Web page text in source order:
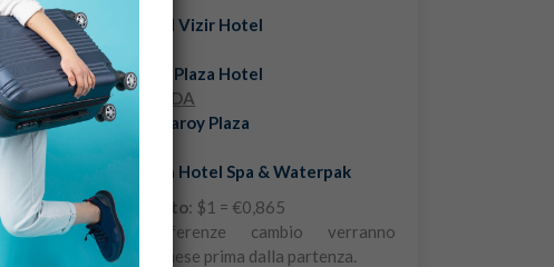
Hotel:
Grand Vizir Hotel
BUKHARA
Hotel:Sharq Plaza Hotel
SAMARCANDA
Hotel:
Ko’k Saroy Plaza
TASHKENT
Simma Hotel Spa & Waterpak
Cambio applicato: $1 = €0,865
Eventuali differenze cambio verranno
comunicate un mese prima dalla partenza.